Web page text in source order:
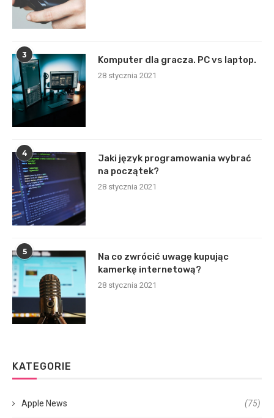
3
Komputer dla gracza. PC vs laptop.
28 stycznia 2021
4
Jaki język programowania wybrać
na początek?
28 stycznia 2021
5
Na co zwrócić uwagę kupując
kamerkę internetową?
28 stycznia 2021
KATEGORIE
Apple News (75)